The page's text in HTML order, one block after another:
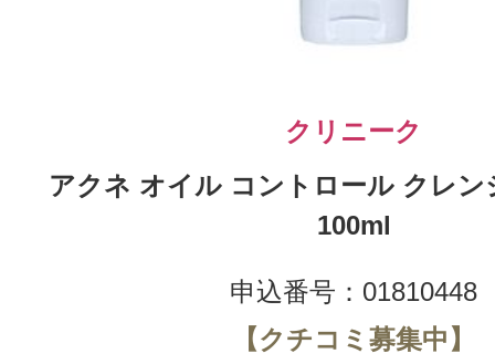
クリニーク
アクネ オイル コントロール クレ
100ml
申込番号：01810448
【クチコミ募集中】